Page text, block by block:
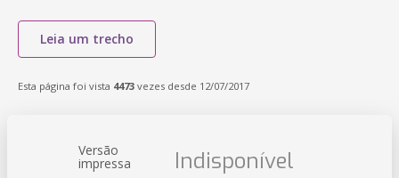
Leia um trecho
Esta página foi vista 4473 vezes desde 12/07/2017
Versão
impressa Indisponível